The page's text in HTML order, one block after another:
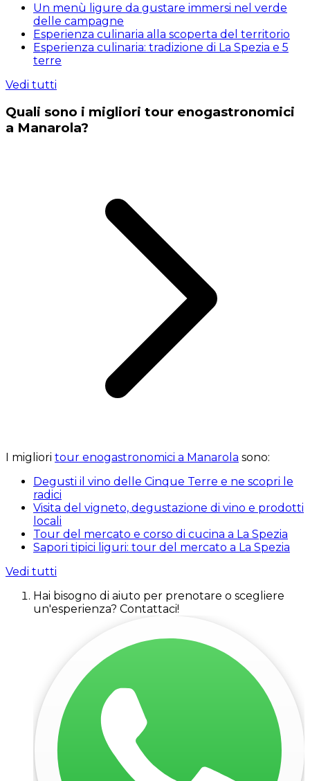
Un menù ligure da gustare immersi nel verde
delle campagne
Esperienza culinaria alla scoperta del territorio
Esperienza culinaria: tradizione di La Spezia e 5
terre
Vedi tutti
Quali sono i migliori tour enogastronomici
a Manarola?
I migliori tour enogastronomici a Manarola sono:
Degusti il vino delle Cinque Terre e ne scopri le
radici
Visita del vigneto, degustazione di vino e prodotti
locali
Tour del mercato e corso di cucina a La Spezia
Sapori tipici liguri: tour del mercato a La Spezia
Vedi tutti
Hai bisogno di aiuto per prenotare o scegliere
un'esperienza? Contattaci!